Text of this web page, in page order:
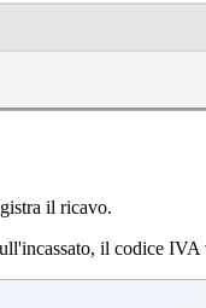
il ricavo.
il codice